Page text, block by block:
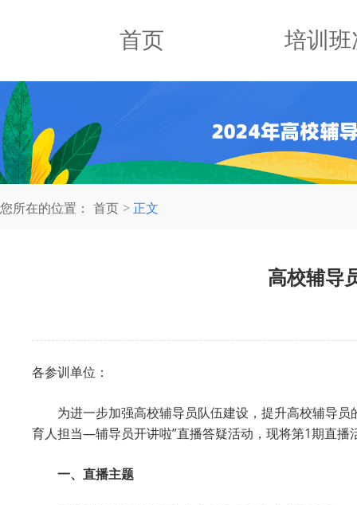
首页 培训班
您所在的位置： 首页 正文
高校辅导
各参训单位：
为进一步加强高校辅导员队伍建设，提升高校辅导
育人担当—辅导员开讲啦”直播答疑活动，现将第1期直播
一、直播主题